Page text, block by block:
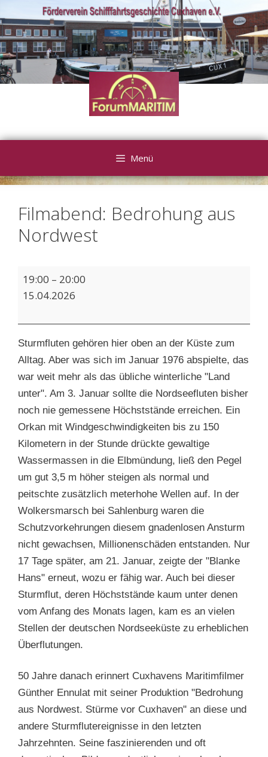
Inhalt
springen
Menü
Filmabend: Bedrohung aus
Nordwest
Filmabend:
Bedrohung
Nordwest
19:00 – 20:00
15.04.2026
Sturmfluten gehören hier oben an der Küste zum
Alltag. Aber was sich im Januar 1976 abspielte, das
war weit mehr als das übliche winterliche "Land
unter". Am 3. Januar sollte die Nordseefluten bisher
noch nie gemessene Höchststände erreichen. Ein
Orkan mit Windgeschwindigkeiten bis zu 150
Kilometern in der Stunde drückte gewaltige
Wassermassen in die Elbmündung, ließ den Pegel
um gut 3,5 m höher steigen als normal und
peitschte zusätzlich meterhohe Wellen auf. In der
Wolkersmarsch bei Sahlenburg waren die
Schutzvorkehrungen diesem gnadenlosen Ansturm
nicht gewachsen, Millionenschäden entstanden. Nur
17 Tage später, am 21. Januar, zeigte der "Blanke
Hans" erneut, wozu er fähig war. Auch bei dieser
Sturmflut, deren Höchststände kaum unter denen
vom Anfang des Monats lagen, kam es an vielen
Stellen der deutschen Nordseeküste zu erheblichen
Überflutungen.
50 Jahre danach erinnert Cuxhavens Maritimfilmer
Günther Ennulat mit seiner Produktion "Bedrohung
aus Nordwest. Stürme vor Cuxhaven" an diese und
andere Sturmflutereignisse in den letzten
Jahrzehnten. Seine faszinierenden und oft